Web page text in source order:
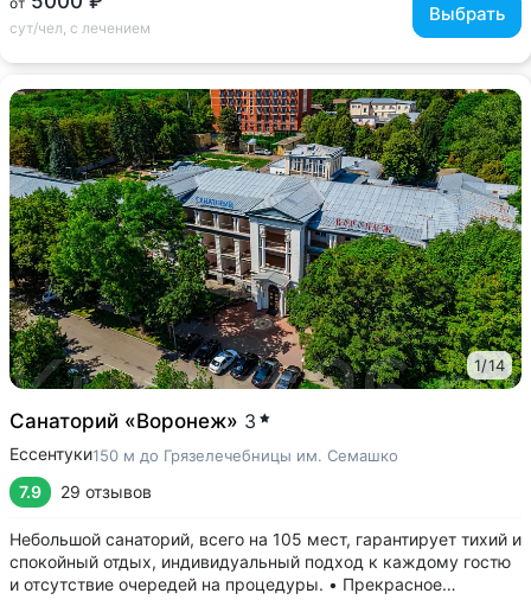
сут/чел, с лечением
Выбрать
1/14
Санаторий «Воронеж» 3
Ессентуки150 м до Грязелечебницы им. Семашко
7.9 29 отзывов
Небольшой санаторий, всего на 105 мест, гарантирует тихий и
спокойный отдых, индивидуальный подход к каждому гостю
и отсутствие очередей на процедуры. • Прекрасное